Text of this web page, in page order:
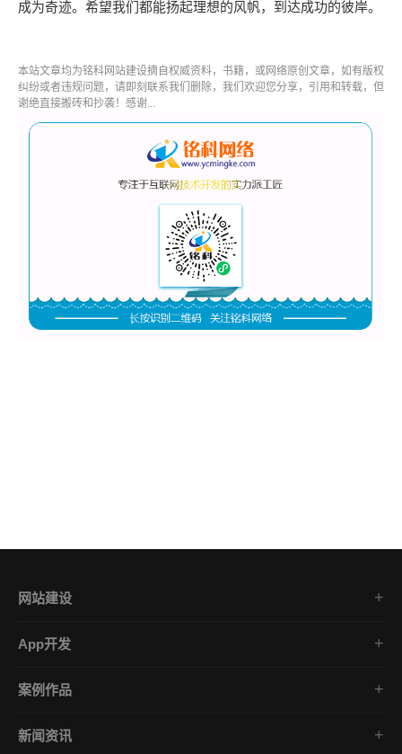
成为奇迹。希望我们都能扬起理想的风帆，到达成功的彼岸。
本站文章均为铭科网站建设摘自权威资料，书籍，或网络原创文章，如有版权
纠纷或者违规问题，请即刻联系我们删除，我们欢迎您分享，引用和转载，但
谢绝直接搬砖和抄袭！感谢...
网站建设
集团企业官网
营销网站设计
商城网站定制
App开发
电商App开发
金融App开发
案例作品
品牌网站建设
新闻资讯